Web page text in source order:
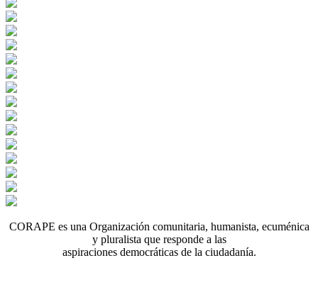
CORAPE es una Organización comunitaria, humanista, ecuménica
y pluralista que responde a las
aspiraciones democráticas de la ciudadanía.